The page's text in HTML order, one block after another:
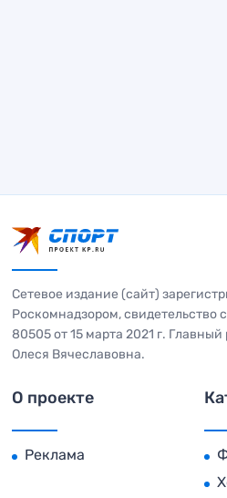
Сетевое издание (сайт)
Роскомнадзором,
80505 от 15 марта 2021 г.
Олеся Вячеславовна.
О проекте
Реклама